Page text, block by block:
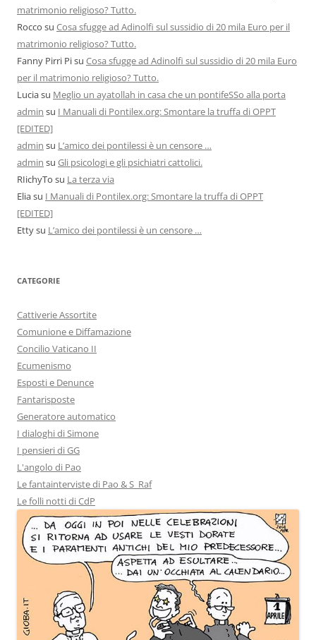
matrimonio religioso? Tutto.
Rocco su Cosa sfugge ad Adinolfi sul sussidio di 20 mila Euro per il
matrimonio religioso? Tutto.
Fanny Pirri Pisu Cosa sfugge ad Adinolfi sul sussidio di 20 mila Euro
per il matrimonio religioso? Tutto.
Luciasu Meglio un ayatollah in casa che un pontifeSSo alla porta
admin su I Manuali di Pontilex.org: Smontare la truffa di OPPT
[EDITED]
admin su L’amico dei pontilessi è un censore …
admin su Gli psicologi e gli psichiatri cattolici.
RIichyTo su La terza via
Eliasu I Manuali di Pontilex.org: Smontare la truffa di OPPT
[EDITED]
Ettysu L’amico dei pontilessi è un censore …
CATEGORIE
Cattiverie Assortite
Comunione e Diffamazione
Concilio Vaticano II
Ecumenismo
Esposti e Denunce
Fantarisposte
Generatore automatico
I dialoghi di Simone
I pensieri di GG
L'angolo di Pao
Le fantainterviste di Pao & S_Raf
Le folli notti di CdP